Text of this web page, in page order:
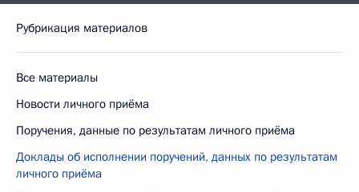
Рубрикация материалов
Все материалы
Новости личного приёма
Поручения, данные по результатам личного приёма
Доклады об исполнении поручений, данных по результатам
личного приёма